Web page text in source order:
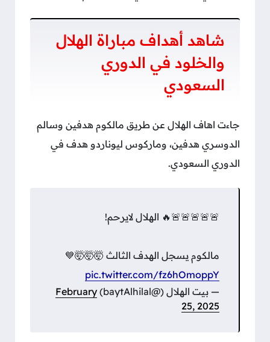
شاهد أهداف مباراة الهلال
والخلود في الدوري
السعودي
جاءت اهاف الهلال عن طريق مالكوم هدفين وسالم
الدوسري هدفين، وماركوس ليوناردو هدف في
الدوري السعودي.
🚨🚨🚨🚨🚨🔥 الهلال لايرحم!
مالكوم يسجل الهدف الثالث 🤯🤯🤯💙
pic.twitter.com/fz6hOmoppY
— بيت الهلال (@baytAlhilal)
February
25, 2025